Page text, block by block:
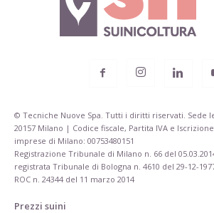
© Tecniche Nuove Spa. Tutti i diritti riservati. Sede
20157 Milano | Codice fiscale, Partita IVA e
imprese di Milano: 00753480151
Registrazione Tribunale di Milano n. 66 del
registrata Tribunale di Bologna n. 4610 del 29-12-
ROC n. 24344 del 11 marzo 2014
Prezzi suini